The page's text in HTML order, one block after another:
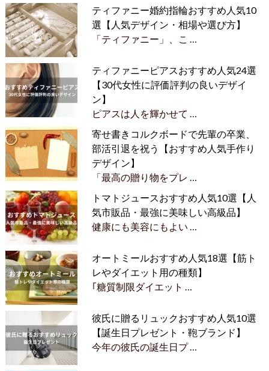
ティファニー婚約指輪おすすめ人気10
選【人気デザイン・相場や選び方】
「ティファニー」、こ …
ティファニーピアスおすすめ人気24選
【30代女性に評価評判の良いデザイ
ン】
ピアスは人を輝かせて …
寄せ書きコルクボードで先輩の卒業、
部活引退を祝う【おすすめ人気手作り
デザイン】
「最高の贈り物をプレ …
トマトジュースおすすめ人気10選【人
気市販品・最強に美味しい高級品】
健康にも美容にもよい …
オートミールおすすめ人気18選【筋ト
レやダイエット用の種類】
｢糖質制限ダイエット …
彼氏に贈るリュックおすすめ人気10選
【誕生日プレゼント・鞄ブランド】
今年の彼氏の誕生日プ …